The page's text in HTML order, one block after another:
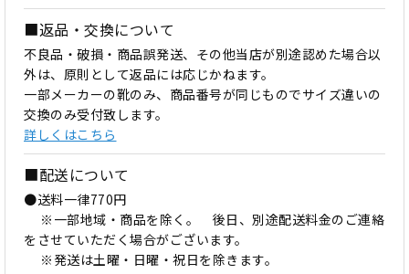
■返品・交換について
不良品・破損・商品誤発送、その他当店が別途認めた場合以
外は、原則として返品には応じかねます。
一部メーカーの靴のみ、商品番号が同じものでサイズ違いの
交換のみ受付致します。
詳しくはこちら
■配送について
●送料一律770円
※一部地域・商品を除く。 後日、別途配送料金のご連絡
をさせていただく場合がございます。
※発送は土曜・日曜・祝日を除きます。